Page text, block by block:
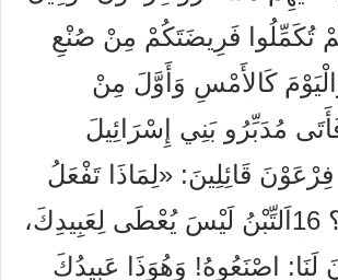
تُكَمِّلُوا فَرِيضَتَكُمْ مِنْ صُنْعِ
كَالأَمْسِ وَأَوَّلَ مِنْ
15فَأَتَى مُدَبِّرُو بَنِي إِسْرَائِيلَ
قَائِلِينَ: «لِمَاذَا تَفْعَلُ
هكَذَا بِعَبِيدِكَ؟ 16اَلتِّبْنُ لَيْسَ يُعْطَى لِعَبِيدِكَ،
لَنَا: اصْنَعُوهُ! وَهُوَذَا عَبِيدُكَ